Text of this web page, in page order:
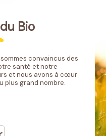
Bio
convaincus des
santé et notre
et nous avons à cœur
plus grand nombre.